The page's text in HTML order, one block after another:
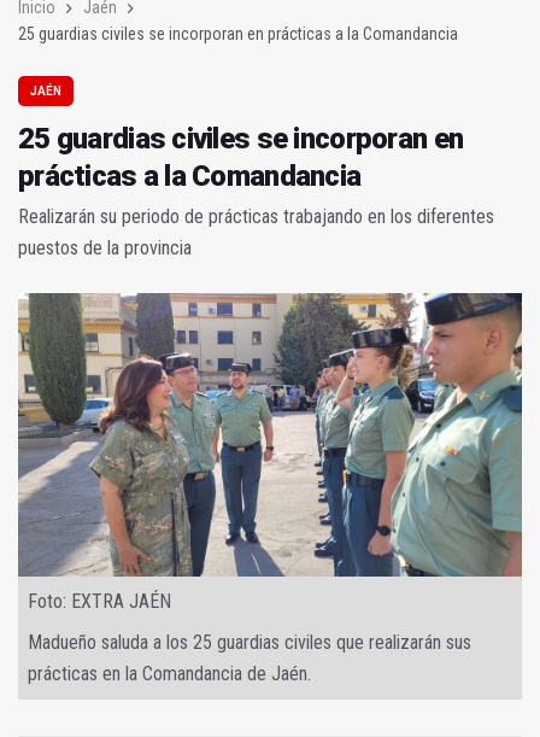
Inicio
Jaén
25 guardias civiles se incorporan en prácticas a la Comandancia
JAÉN
25 guardias civiles se incorporan en
prácticas a la Comandancia
Realizarán su periodo de prácticas trabajando en los diferentes
puestos de la provincia
Foto: EXTRA JAÉN
Madueño saluda a los 25 guardias civiles que realizarán sus
prácticas en la Comandancia de Jaén.